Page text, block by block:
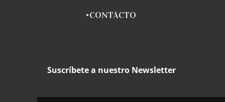
CONTACTO
Suscríbete a nuestro Newsletter